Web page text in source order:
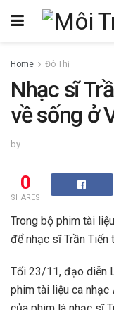
Home Đô Thị
Nhạc sĩ
về sống ở
by
0
SHARES
Trong bộ phim tài
để nhạc sĩ Trần Tiến
Tối 23/11, đạo diễn
phim tài liệu ca nhạc